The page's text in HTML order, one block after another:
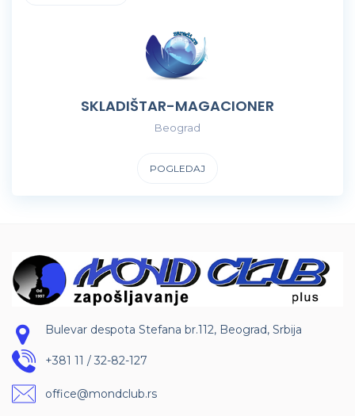
SKLADIŠTAR-MAGACIONER
Beograd
POGLEDAJ
Bulevar despota Stefana br.112, Beograd, Srbija
+381 11 / 32-82-127
office@mondclub.rs